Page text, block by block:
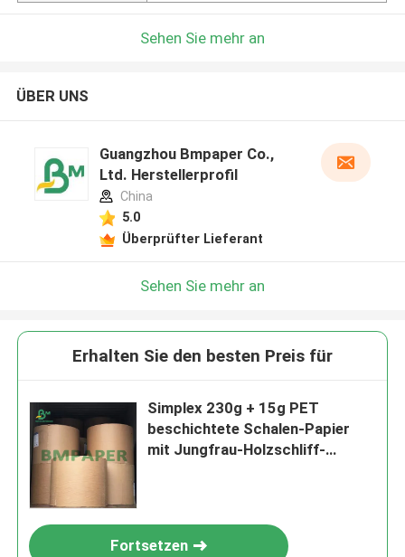
Sehen Sie mehr an
ÜBER UNS
Guangzhou Bmpaper Co.,
Ltd. Herstellerprofil
China
5.0
Überprüfter Lieferant
Sehen Sie mehr an
Erhalten Sie den besten Preis für
Simplex 230g + 15g PET
beschichtete Schalen-Papier
mit Jungfrau-Holzschliff-
Fortsetzen